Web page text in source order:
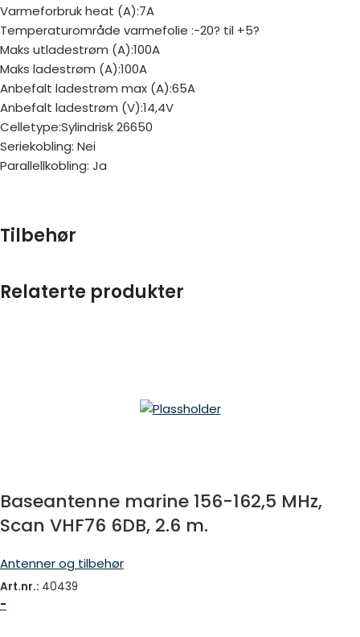
Varmeforbruk heat (A):7A
Temperaturområde varmefolie :-20? til +5?
Maks utladestrøm (A):100A
Maks ladestrøm (A):100A
Anbefalt ladestrøm max (A):65A
Anbefalt ladestrøm (V):14,4V
Celletype:Sylindrisk 26650
Seriekobling: Nei
Parallellkobling: Ja
Tilbehør
Relaterte produkter
Baseantenne marine 156-162,5 MHz,
Scan VHF76 6DB, 2.6 m.
Antenner og tilbehør
Art.nr.: 40439
-